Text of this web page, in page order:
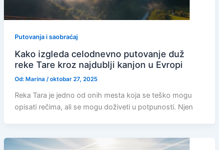
Putovanja i saobraćaj
Kako izgleda celodnevno putovanje duž
reke Tare kroz najdublji kanjon u Evropi
Od: Marina /oktobar 27, 2025
Reka Tara je jedno od onih mesta koja se teško mogu
opisati rečima, ali se mogu doživeti u potpunosti. Njen